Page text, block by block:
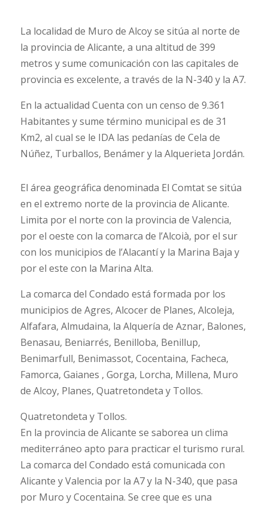
La localidad de Muro de Alcoy se sitúa al norte de
la provincia de Alicante, a una altitud de 399
metros y sume comunicación con las capitales de
provincia es excelente, a través de la N-340 y la A7.
En la actualidad Cuenta con un censo de 9.361
Habitantes y sume término municipal es de 31
Km2, al cual se le IDA las pedanías de Cela de
Núñez, Turballos, Benámer y la Alquerieta Jordán.
El área geográfica denominada El Comtat se sitúa
en el extremo norte de la provincia de Alicante.
Limita por el norte con la provincia de Valencia,
por el oeste con la comarca de l’Alcoià, por el sur
con los municipios de l’Alacantí y la Marina Baja y
por el este con la Marina Alta.
La comarca del Condado está formada por los
municipios de Agres, Alcocer de Planes, Alcoleja,
Alfafara, Almudaina, la Alquería de Aznar, Balones,
Benasau, Beniarrés, Benilloba, Benillup,
Benimarfull, Benimassot, Cocentaina, Facheca,
Famorca, Gaianes , Gorga, Lorcha, Millena, Muro
de Alcoy, Planes, Quatretondeta y Tollos.
Quatretondeta y Tollos.
En la provincia de Alicante se saborea un clima
mediterráneo apto para practicar el turismo rural.
La comarca del Condado está comunicada con
Alicante y Valencia por la A7 y la N-340, que pasa
por Muro y Cocentaina. Se cree que es una